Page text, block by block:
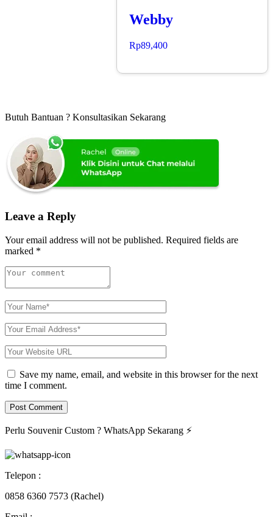
Webby
Rp89,400
Butuh Bantuan ? Konsultasikan Sekarang
Leave a Reply
Your email address will not be published. Required fields are
marked *
Save my name, email, and website in this browser for the next
time I comment.
Perlu Souvenir Custom ? WhatsApp Sekarang ⚡
Telepon :
0858 6360 7573 (Rachel)